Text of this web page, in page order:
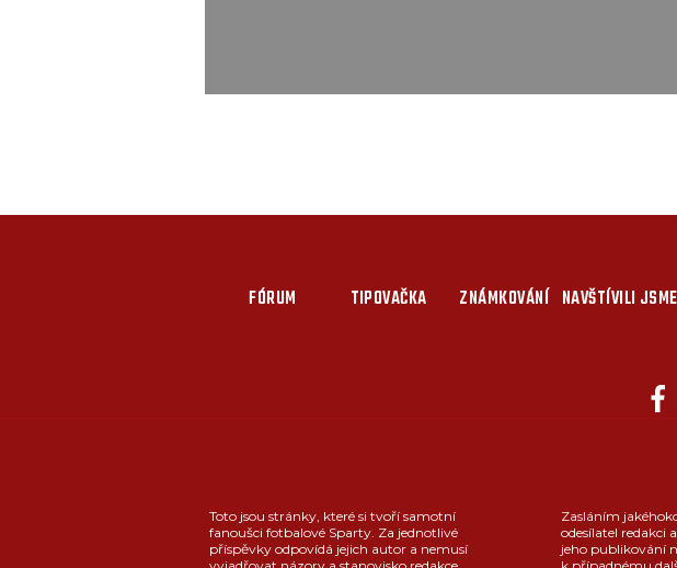
FÓRUM TIPOVAČKA ZNÁMKOVÁNÍ NAVŠTÍVILI JSME
Toto jsou stránky, které si tvoří samotní
fanoušci fotbalové Sparty. Za jednotlivé
příspěvky odpovídá jejich autor a nemusí
Zasláním
odesílatel redakci
jeho publikování